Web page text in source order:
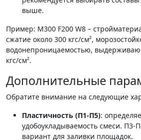
выше.
Пример: М300 F200 W8 –
сжатие около 300 кгс/см²,
водонепроницаемостью,
кгс/см².
Дополнительные
Обратите внимание на следующие
Пластичность (П1-П5):
удобоукладываемость смеси. П3-
вариант для заливки площадок.